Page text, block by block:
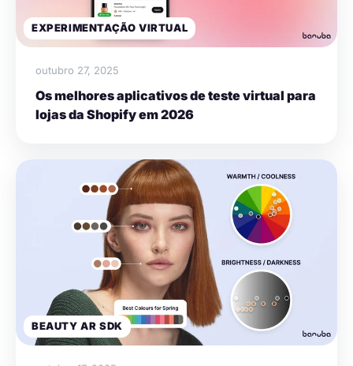
EXPERIMENTAÇÃO VIRTUAL
outubro 27, 2025
Os melhores aplicativos de teste virtual para
lojas da Shopify em 2026
BEAUTY AR SDK